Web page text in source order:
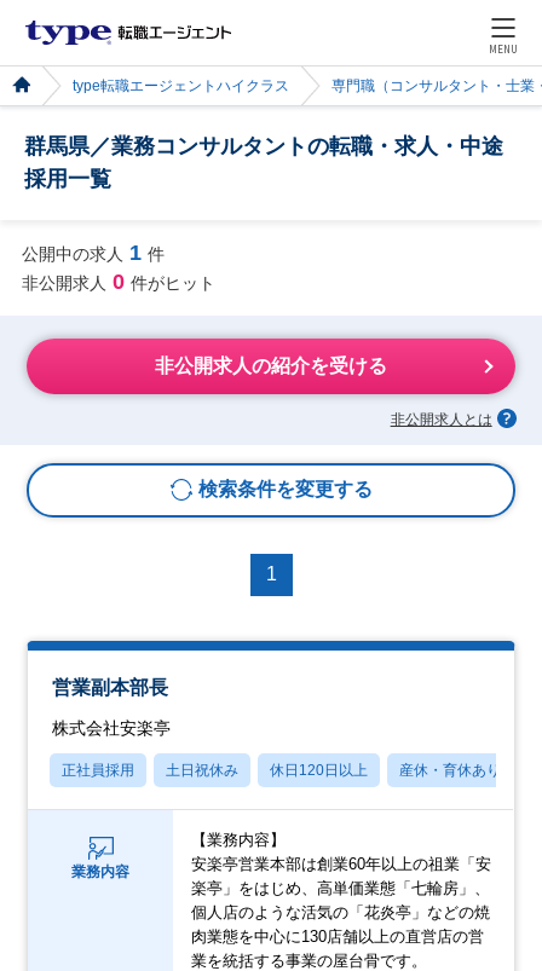
MENU
type転職エージェントハイクラス 専門職（コンサルタント・士業
群馬県／業務コンサルタントの転職・求人・中途
採用一覧
公開中の求人 1 件
非公開求人 0 件がヒット
非公開求人の紹介を受ける
非公開求人とは
検索条件を変更する
1
営業副本部長
株式会社安楽亭
正社員採用 土日祝休み 休日120日以上 産休・育休あり
業務内容
【業務内容】
安楽亭営業本部は創業60年以上の祖業「安
楽亭」をはじめ、高単価業態「七輪房」、
個人店のような活気の「花炎亭」などの焼
肉業態を中心に130店舗以上の直営店の営
業を統括する事業の屋台骨です。